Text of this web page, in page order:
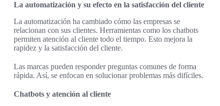
La automatización y su efecto en la satisfacción del cliente
La automatización ha cambiado cómo las empresas se
relacionan con sus clientes. Herramientas como los chatbots
permiten atención al cliente todo el tiempo. Esto mejora la
rapidez y la satisfacción del cliente.
Las marcas pueden responder preguntas comunes de forma
rápida. Así, se enfocan en solucionar problemas más difíciles.
Chatbots y atención al cliente